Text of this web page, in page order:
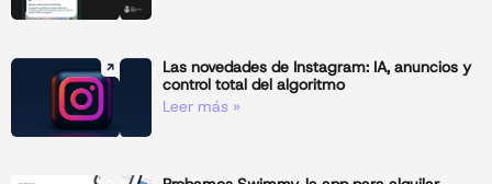
Las novedades de Instagram: IA, anuncios y
control total del algoritmo
Leer más »